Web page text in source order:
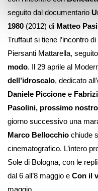
seguito dal documentario
1980 (2012) di Matteo Pasi
Truffaut si tiene l’incontro di
Piersanti Mattarella,
modo. Il 29 aprile al
dell’idroscalo, dedicato
Daniele Piccione e
Pasolini, prossimo nostro
giorno successivo una
Marco Bellocchio chiude
cinematografico. L’intero
Sole di Bologna, con le
dal 6 all’8 maggio e Con il
maggio.